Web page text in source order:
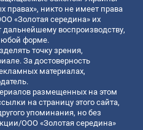
правах», никто не имеет права
«Золотая середина» их
воспроизводству,
форме.
точку зрения,
За достоверность
материалах,
размещенных на этом
на страницу этого сайта,
упоминания, но без
ООО «Золотая середина»